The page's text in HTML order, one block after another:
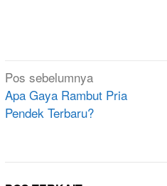
Navigasi
pos
Pos sebelumnya
Apa Gaya Rambut Pria
Pendek Terbaru?